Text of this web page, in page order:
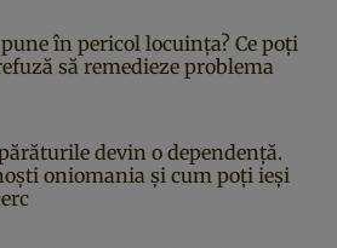
în pericol locuința? Ce poți
să remedieze problema
devin o dependență.
oniomania și cum poți ieși